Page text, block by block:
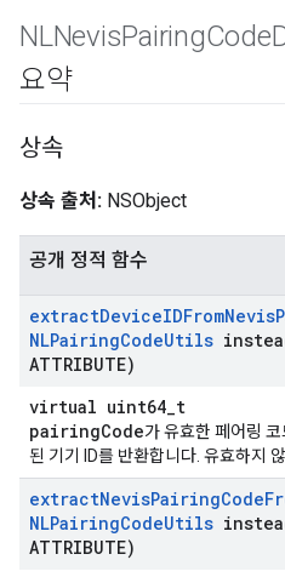
NLNevisPairingCode
요약
상속
상속 출처: NSObject
공개 정적 함수
extractDeviceIDFromNevis
NLPairingCodeUtils
ATTRIBUTE)
virtual uint64_t
pairingCode가 유효한 페어링 코
된 기기 ID를 반환합니다. 유효하지
extractNevisPairingCode
NLPairingCodeUtils
ATTRIBUTE)